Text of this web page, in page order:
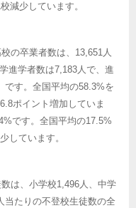
減少しています。
の卒業者数は、13,651人
進学者数は7,183人で、進
です。全国平均の58.3%を
ポイント増加していま
です。全国平均の17.5%
しています。
は、小学校1,496人、中学
当たりの不登校生徒数の全